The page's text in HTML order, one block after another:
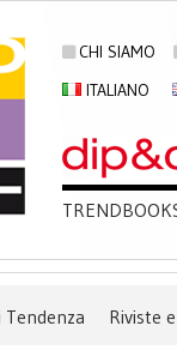
CHI SIAMO
ITALIANO
Tendenza Riviste